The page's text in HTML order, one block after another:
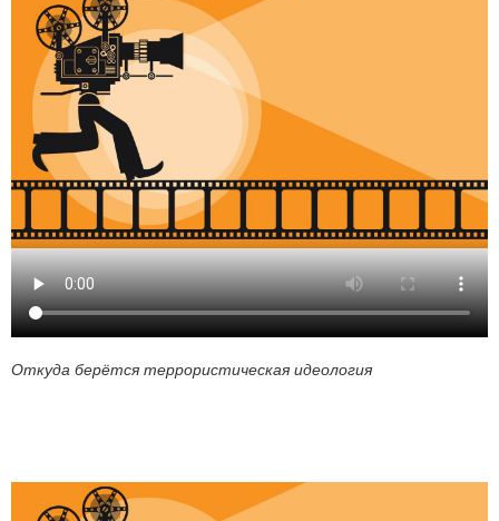
Откуда берётся террористическая идеология